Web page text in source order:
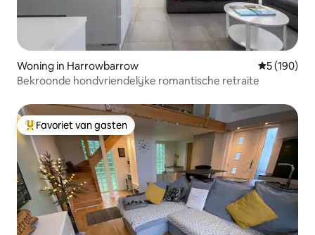
Woning in Harrowbarrow
5 (190)
Bekroonde hondvriendelijke romantische retraite
Topfavoriet van gasten
Favoriet van gasten